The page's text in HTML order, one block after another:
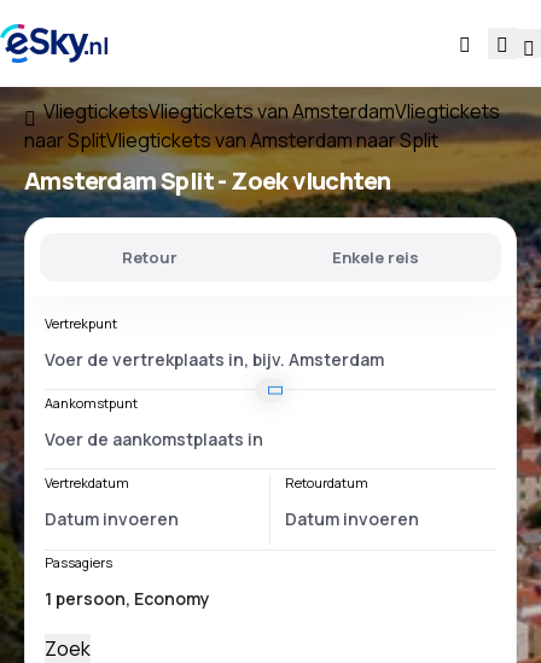
VliegticketsVliegtickets van AmsterdamVliegtickets
naar SplitVliegtickets van Amsterdam naar Split
Amsterdam Split- Zoek vluchten
Retour Enkele reis
Vertrekpunt
Aankomstpunt
Vertrekdatum Retourdatum
Passagiers
Zoek